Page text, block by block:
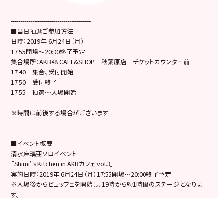
-----------------------------------------
■当日抽選ご参加方法
日時：2019年 6月24日（月）
17:55開場～20:00終了予定
集合場所：AKB48 CAFE&SHOP 秋葉原店 チケットカウンター前
17:40 集合、受付開始
17:50 受付終了
17:55 抽選～入場開始
※時間は前後する場合がございます
■イベント概要
清水麻璃亜ソロイベント
「Shimi' s Kitchen in AKBカフェ vol.3」
実施日時：2019年 6月24日（月）17:55開場～20:00終了予定
※入場後からビュッフェを開始し、19時から約1時間のステージとなりま
す。